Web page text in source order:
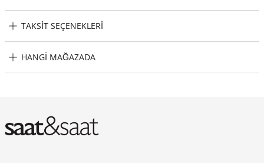
TAKSIT SEÇENEKLERI
HANGI MAĞAZADA